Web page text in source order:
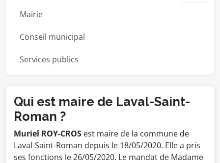
Mairie
Conseil municipal
Services publics
Qui est maire de Laval-Saint-
Roman ?
Muriel ROY-CROS est maire de la commune de
Laval-Saint-Roman depuis le 18/05/2020. Elle a pris
ses fonctions le 26/05/2020. Le mandat de Madame